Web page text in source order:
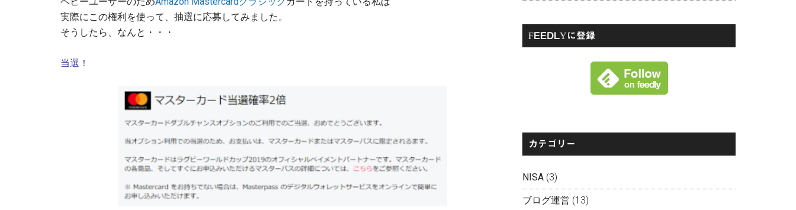
実際にこの権利を使って、抽選に応募してみました。
そうしたら、なんと・・・
当選！
FEEDLYに登録
カテゴリー
NISA (3)
ブログ運営 (13)